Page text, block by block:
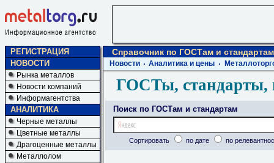
РЕГИСТРАЦИЯ
НОВОСТИ
Рынка металлов
Новости компаний
Информагентства
АНАЛИТИКА
Черные металлы
Цветные металлы
Драгоценные металлы
Металлолом
Справочник по ГОСТам и стандартам
Новости Аналитика и цены
ГОСТы, стандарты,
Поиск по ГОСТам и стандартам
Сортировать по дате по